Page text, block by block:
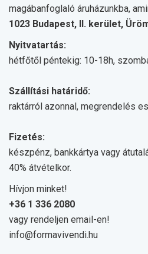
magábanfoglaló áruházunkba,
1023 Budapest, II. kerület,
Nyitvatartás:
hétfőtől péntekig: 10-18h,
Szállítási határidő:
raktárról azonnal, megrendelés
Fizetés:
készpénz, bankkártya vagy
40% átvételkor.
Hívjon minket!
+36 1 336 2080
vagy rendeljen email-en!
info@formavivendi.hu